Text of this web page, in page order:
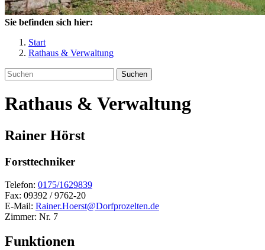
Sie befinden sich hier:
Start
Rathaus & Verwaltung
Suchen
Rathaus & Verwaltung
Rainer Hörst
Forsttechniker
Telefon: 0175/1629839
Fax: 09392 / 9762-20
E-Mail: Rainer.Hoerst@Dorfprozelten.de
Zimmer: Nr. 7
Funktionen